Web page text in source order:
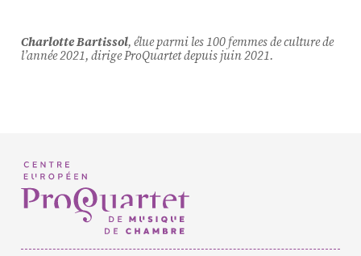
Charlotte Bartissol, élue parmi les 100 femmes de culture de
l’année 2021, dirige ProQuartet depuis juin 2021.
Projets européens
Actions culturelles
Agenda
Actualités
Soutenir ProQuartet
Vidéos des masterclasses